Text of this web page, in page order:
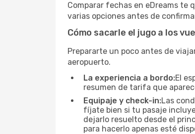
Comparar fechas en eDreams te
varias opciones antes de
Cómo sacarle el jugo a los
Prepararte un poco antes de
aeropuerto.
La experiencia a bordo:El
resumen de tarifa que
Equipaje y check-in:Las
fíjate bien si tu pasaje
dejarlo resuelto desde el
para hacerlo apenas esté